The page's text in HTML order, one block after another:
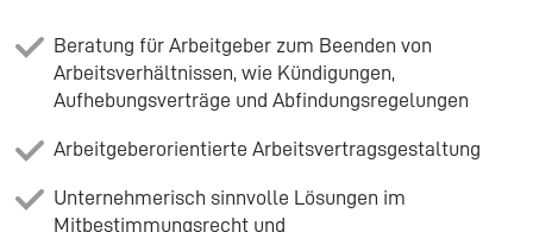
Beratung für Arbeitgeber zum Beenden von
Arbeitsverhältnissen, wie Kündigungen,
Aufhebungsverträge und Abfindungsregelungen
Arbeitgeberorientierte Arbeitsvertragsgestaltung
Unternehmerisch sinnvolle Lösungen im
Mitbestimmungsrecht und